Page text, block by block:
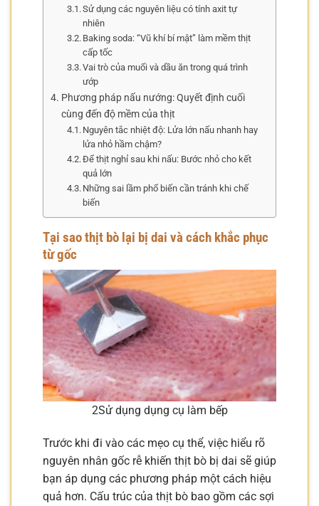
Sử dụng các nguyên liệu có tính axit tự
nhiên
Baking soda: “Vũ khí bí mật” làm mềm thịt
cấp tốc
Vai trò của muối và dầu ăn trong quá trình
ướp
Phương pháp nấu nướng: Quyết định cuối
cùng đến độ mềm của thịt
Nguyên tắc nhiệt độ: Lửa lớn nấu nhanh hay
lửa nhỏ hầm chậm?
Để thịt nghỉ sau khi nấu: Bước nhỏ cho kết
quả lớn
Những sai lầm phổ biến cần tránh khi chế
biến
Tại sao thịt bò lại bị dai và cách khắc phục
từ gốc
2Sử dụng dụng cụ làm bếp
Trước khi đi vào các mẹo cụ thể, việc hiểu rõ
nguyên nhân gốc rễ khiến thịt bò bị dai sẽ giúp
bạn áp dụng các phương pháp một cách hiệu
quả hơn. Cấu trúc của thịt bò bao gồm các sợi